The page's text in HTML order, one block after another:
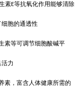
素E等抗氧化作用能够清除
胞的通透性
素等可调节细胞酸碱平
力
素，富含人体健康所需的